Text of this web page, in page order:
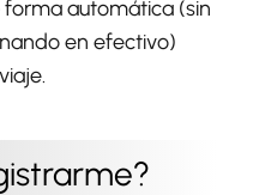
automática (sin
en efectivo)